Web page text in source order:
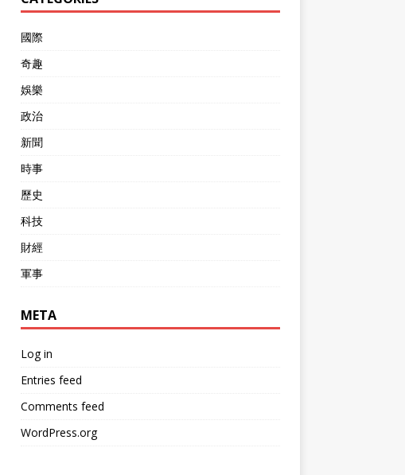
國際
奇趣
娛樂
政治
新聞
時事
歷史
科技
財經
軍事
META
Log in
Entries feed
Comments feed
WordPress.org